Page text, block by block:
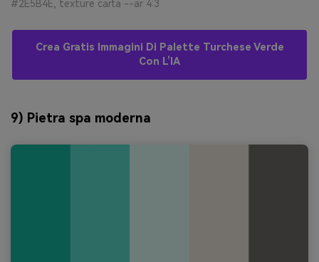
#2E5B4E, texture carta --ar 4:3
Crea Gratis Immagini Di Palette Turchese Verde
Con L’IA
9) Pietra spa moderna